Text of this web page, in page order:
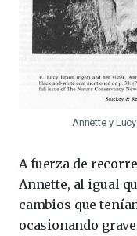
Annette y
A fuerza de
Annette, al igual
cambios que
ocasionando